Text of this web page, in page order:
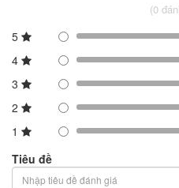
(0
5
4
3
2
1
Tiêu đề